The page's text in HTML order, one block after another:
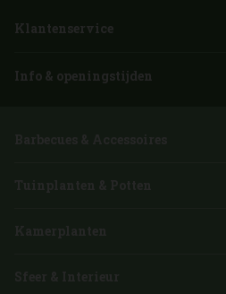
Klantenservice
Info & openingstijden